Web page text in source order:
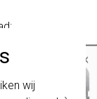
wij
Bestel ×